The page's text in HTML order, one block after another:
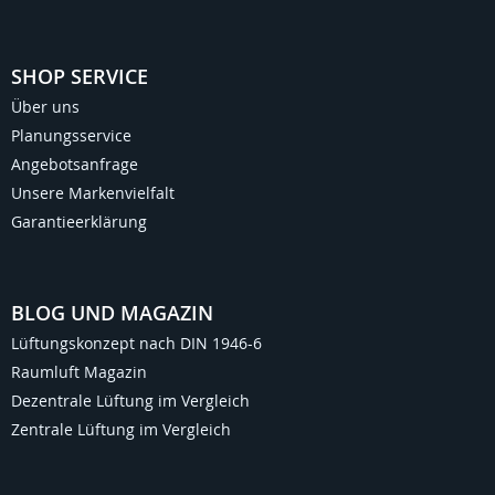
SHOP SERVICE
Über uns
Planungsservice
Angebotsanfrage
Unsere Markenvielfalt
Garantieerklärung
BLOG UND MAGAZIN
Lüftungskonzept nach DIN 1946-6
Raumluft Magazin
Dezentrale Lüftung im Vergleich
Zentrale Lüftung im Vergleich